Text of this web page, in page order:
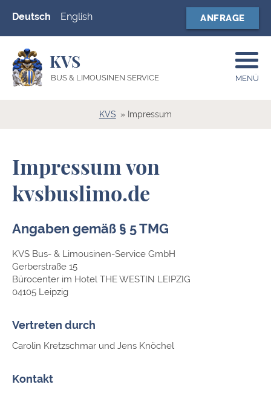
Deutsch English ANFRAGE
KVS
BUS & LIMOUSINEN SERVICE MENÜ
KVS Impressum
Impressum von
kvsbuslimo.de
Angaben gemäß § 5 TMG
KVS Bus- & Limousinen-Service GmbH
Gerberstraße 15
Bürocenter im Hotel THE WESTIN LEIPZIG
04105 Leipzig
Vertreten durch
Carolin Kretzschmar und Jens Knöchel
Kontakt